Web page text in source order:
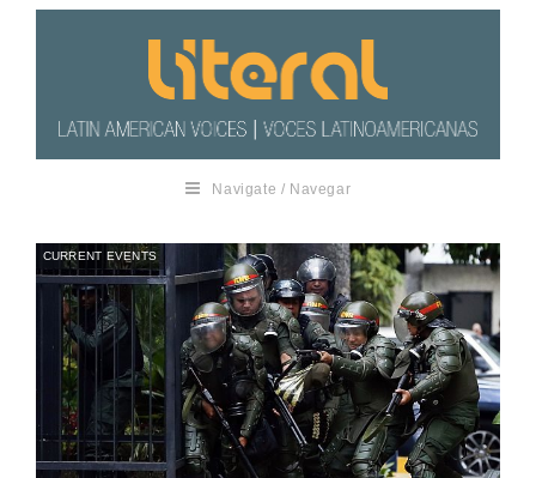
Navigate / Navegar
CURRENT EVENTS